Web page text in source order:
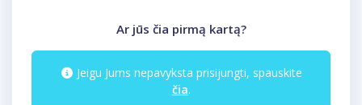
Ar jūs čia pirmą kartą?
Jeigu Jums nepavyksta prisijungti, spauskite
čia.